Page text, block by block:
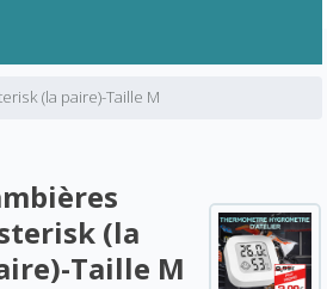
(la paire)-Taille M
(la
Taille M